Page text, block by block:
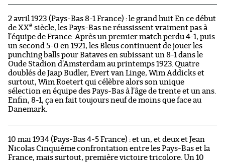
2 avril 1923 (Pays-Bas 8-1 France) : le grand huit En ce début
de XXe siècle, les Pays-Bas ne réussissent vraiment pas à
l’équipe de France. Après un premier match perdu 4-1, puis
un second 5-0 en 1921, les Bleus continuent de jouer les
punching balls pour Bataves en subissant un 8-1 dans le
Oude Stadion d’Amsterdam au printemps 1923. Quatre
doublés de Jaap Budler, Evert van Linge, Wim Addicks et
surtout, Wim Roetert qui célèbre alors son unique
sélection en équipe des Pays-Bas à l’âge de trente et un ans.
Enfin, 8-1, ça en fait toujours neuf de moins que face au
Danemark.
10 mai 1934 (Pays-Bas 4-5 France) : et un, et deux et Jean
Nicolas Cinquième confrontation entre les Pays-Bas et la
France, mais surtout, première victoire tricolore. Un 10